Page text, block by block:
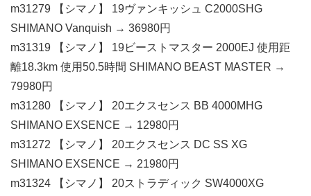
m31279 【シマノ】 19ヴァンキッシュ C2000SHG
SHIMANO Vanquish → 36980円
m31319 【シマノ】 19ビーストマスター 2000EJ 使用距
離18.3km 使用50.5時間 SHIMANO BEAST MASTER →
79980円
m31280 【シマノ】 20エクスセンス BB 4000MHG
SHIMANO EXSENCE → 12980円
m31272 【シマノ】 20エクスセンス DC SS XG
SHIMANO EXSENCE → 21980円
m31324 【シマノ】 20ストラディック SW4000XG